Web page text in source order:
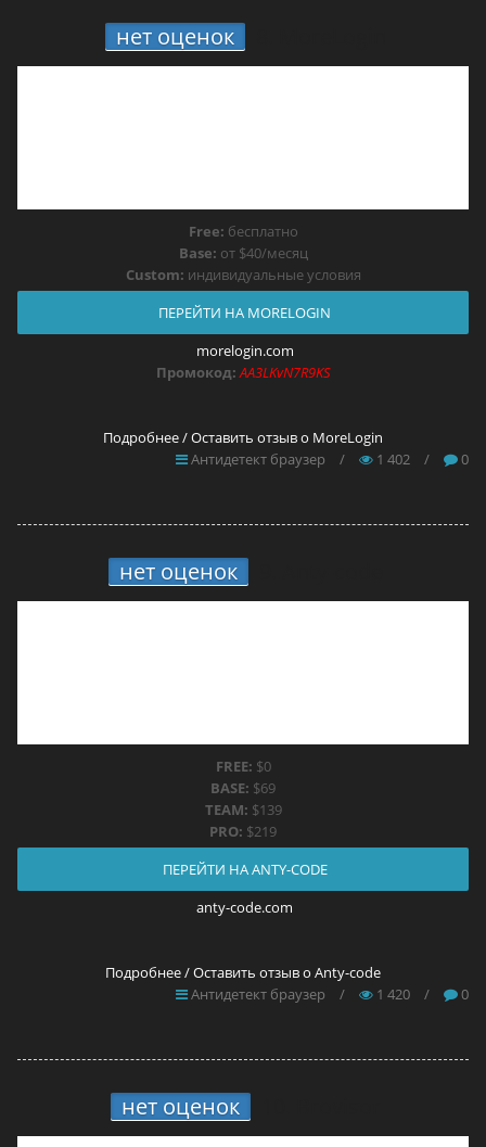
нет оценок
Free: бесплатно
Base: от $40/месяц
Custom: индивидуальные условия
ПЕРЕЙТИ НА MORELOGIN
morelogin.com
Промокод:AA3LKvN7R9KS
Подробнее / Оставить отзыв о MoreLogin
Антидетект браузер
/ 1 402 / 0
нет оценок
FREE: $0
BASE: $69
TEAM: $139
PRO: $219
ПЕРЕЙТИ НА ANTY-CODE
anty-code.com
Подробнее / Оставить отзыв о Anty-code
Антидетект браузер
/ 1 420 / 0
нет оценок